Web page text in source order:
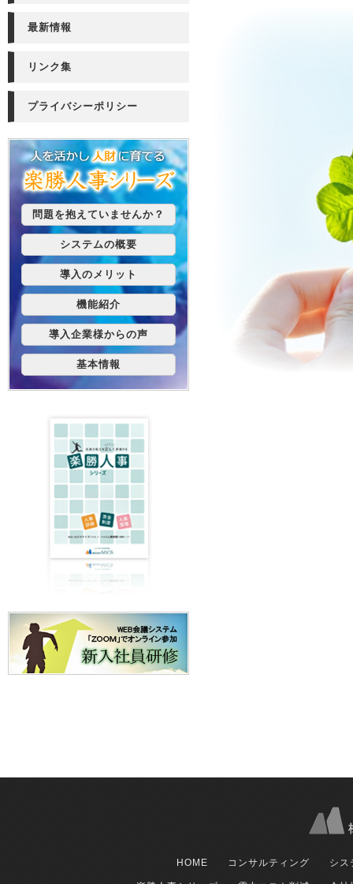
最新情報
リンク集
プライバシーポリシー
HOME コンサルティング シス